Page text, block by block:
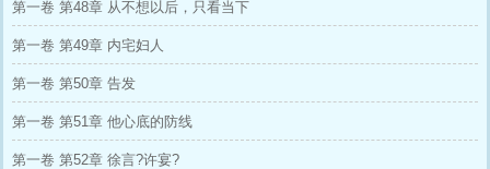
第一卷 第48章 从不想以后，只看当下
第一卷 第49章 内宅妇人
第一卷 第50章 告发
第一卷 第51章 他心底的防线
第一卷 第52章 徐言?许宴?